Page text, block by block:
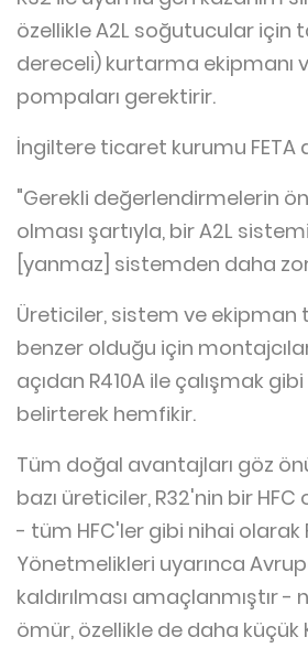
özellikle A2L soğutucular için
dereceli) kurtarma ekipmanı
pompaları gerektirir.
İngiltere ticaret kurumu FETA
"Gerekli değerlendirmelerin
olması şartıyla, bir A2L
[yanmaz] sistemden daha
Üreticiler, sistem ve ekipman
benzer olduğu için
açıdan R410A ile çalışmak gibi
belirterek hemfikir.
Tüm doğal avantajları göz
bazı üreticiler, R32'nin bir
- tüm HFC'ler gibi nihai olarak
Yönetmelikleri uyarınca
kaldırılması amaçlanmıştır
ömür, özellikle de daha küçük